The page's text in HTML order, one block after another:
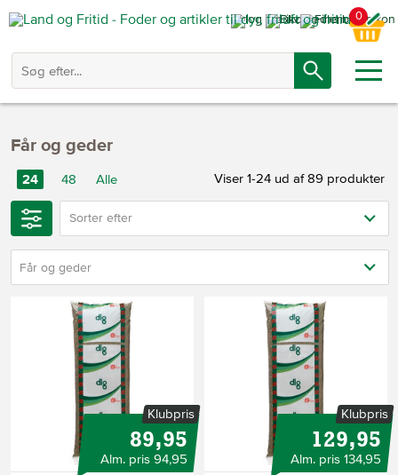
0
Får og geder
Viser 1-24 ud af 89 produkter
24 48 Alle
Sorter efter
Klubpris
89,95
Alm. pris 94,95
Klubpris
129,95
Alm. pris 134,95